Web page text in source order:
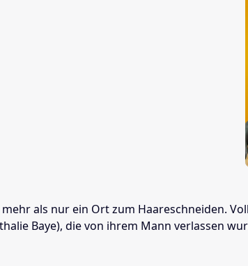
als nur ein Ort zum Haareschneiden.
Baye), die von ihrem Mann verlassen